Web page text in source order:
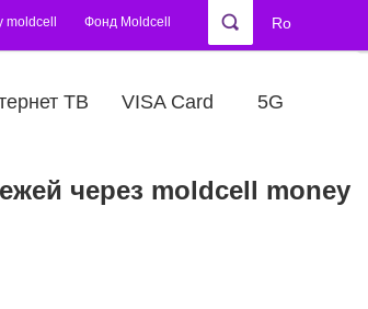
moldcell Фонд Moldcell Ro
ТВ VISA Card 5G
через moldcell money